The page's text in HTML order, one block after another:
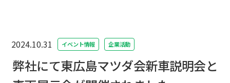
2024.10.31 イベント情報 企業活動
弊社にて東広島マツダ会新車説明会と